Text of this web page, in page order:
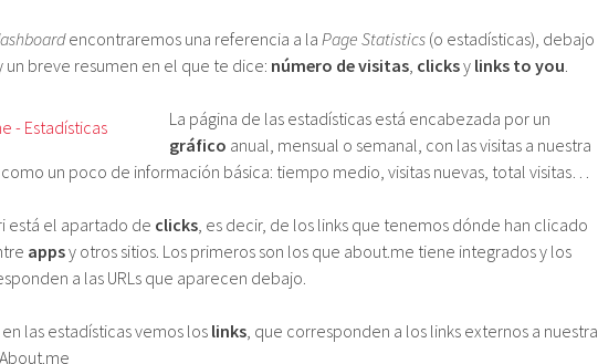
encontraremos una referencia a la Page Statistics (o estadísticas), debajo
un breve resumen en el que te dice: número de visitas, clicksy links to you.
La página de las estadísticas está encabezada por un
gráfico anual, mensual o semanal, con las visitas a nuestra
como un poco de información básica: tiempo medio, visitas nuevas, total visitas…
está el apartado de clicks, es decir, de los links que tenemos dónde han clicado
appsy otros sitios. Los primeros son los que about.me tiene integrados y los
a las URLs que aparecen debajo.
las estadísticas vemos los links, que corresponden a los links externos a nuestra